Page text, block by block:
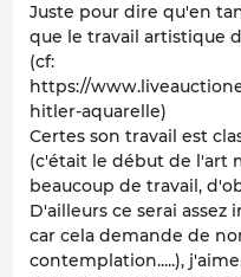
Juste pour dire qu'en
que le travail artistique
(cf:
https://
hitler-aquarelle)
Certes son travail est
(c'était le début de l'art
beaucoup de travail,
D'ailleurs ce serai assez
car cela demande de
contemplation.....),